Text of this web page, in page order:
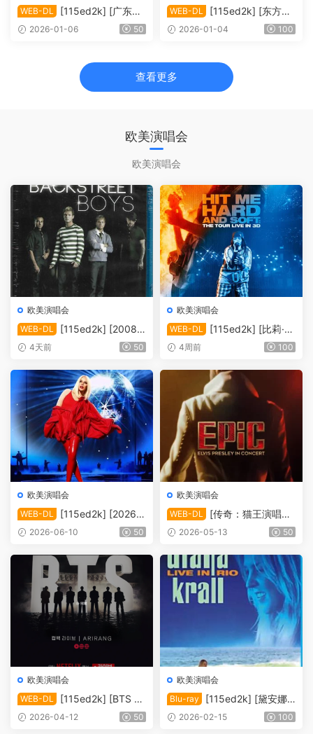
WEB-DL
[115ed2k] [广东卫
视4K超高清频道 2026广东卫
G.DD5.1][TS/33.13 GiB]
2026-01-06 50
WEB-DL
[115ed2k] [东方卫
视4K超高清频道 梦圆东方·20
HLG.DD5.1][TS/77.06 GiB]
2026-01-04 100
查看更多
欧美演唱会
欧美演唱会
欧美演唱会
WEB-DL
[115ed2k] [2008-
后街男孩伦敦演唱会][MKV/4.
4天前 50
欧美演唱会
WEB-DL
[115ed2k] [比莉·艾
莉什：温柔重击巡回演唱会电
HDR10+ H.265 DDP 5.1][M
KV/19.89 GiB]
4周前 100
欧美演唱会
WEB-DL
[115ed2k] [2026-
凯莉·米洛：Tension巡回演唱
P5.1.H264][MKV/4.80 GiB]
2026-06-10 50
欧美演唱会
WEB-DL
[传奇：猫王演唱会
EPiC.Elvis.Presley.in.Concer
DL.DDP5.1.H.265][MKV/10.
44 GiB]
2026-05-13 50
欧美演唱会
WEB-DL
[115ed2k] [BTS Th
e Comeback 演唱会：Ariran
2026-04-12 50
欧美演唱会
Blu-ray
[115ed2k] [黛安娜·
克瑞儿里约演唱会 Diana Kral
2026-02-15 100